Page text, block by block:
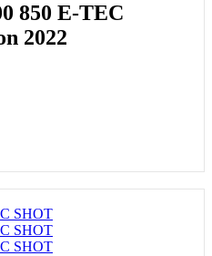
850 E-TEC
2022
SHOT
SHOT
SHOT